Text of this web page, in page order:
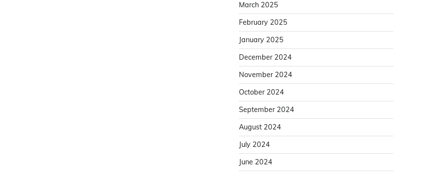
March 2025
February 2025
January 2025
December 2024
November 2024
October 2024
September 2024
August 2024
July 2024
June 2024